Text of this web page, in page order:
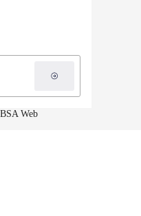
BSA Web
S'inscrire à la